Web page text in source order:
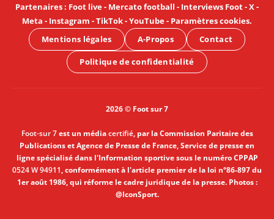
Partenaires: Foot live- Mercato football - Interviews Foot-X-
Meta - Instagram -TikTok-YouTube- Paramètres cookies.
Mentions légales
A-Propos Contact
Politique de confidentialité
2026 © Foot sur 7
Foot-sur 7est un médiacertifié, par la Commission Paritaire des
Publications et Agence de Presse de France, Service de presse en
ligne spécialisé dans l'Information sportive sous le numéro CPPAP
0524 W 94911, conformément à l'article premier de la loi n°86-897 du
1er août 1986, qui réforme le cadre juridique de la presse. Photos :
@IconSport.